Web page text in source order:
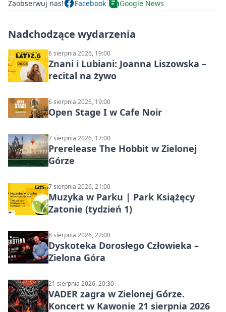
Zaobserwuj nas! Facebook Google News
Nadchodzące wydarzenia
6 sierpnia 2026, 19:00
Znani i Lubiani: Joanna Liszowska –
recital na żywo
6 sierpnia 2026, 19:00
Open Stage I w Cafe Noir
7 sierpnia 2026, 17:00
Prerelease The Hobbit w Zielonej
Górze
7 sierpnia 2026, 21:00
Muzyka w Parku | Park Książęcy
Zatonie (tydzień 1)
8 sierpnia 2026, 22:00
Dyskoteka Dorosłego Człowieka –
Zielona Góra
21 sierpnia 2026, 20:30
VADER zagra w Zielonej Górze.
Koncert w Kawonie 21 sierpnia 2026